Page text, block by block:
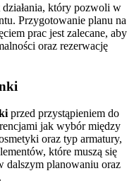
działania, który pozwoli w
Przygotowanie planu na
prac jest zalecane, aby
oraz rezerwację
przed przystąpieniem do
jak wybór między
oraz typ armatury,
które muszą się
dalszym planowaniu oraz